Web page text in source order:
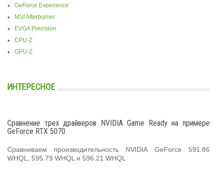
GeForce Experience
MSI Afterburner
EVGA Precision
CPU-Z
GPU-Z
ИНТЕРЕСНОЕ
Сравнение трех драйверов NVIDIA Game Ready на примере
GeForce RTX 5070
Сравниваем производительность NVIDIA GeForce 591.86
WHQL, 595.79 WHQL и 596.21 WHQL